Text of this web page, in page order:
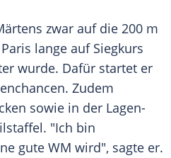
zwar auf die 200 m
Paris lange auf Siegkurs
wurde. Dafür startet er
Zudem
sowie in der Lagen-
"Ich bin
gute WM wird", sagte er.